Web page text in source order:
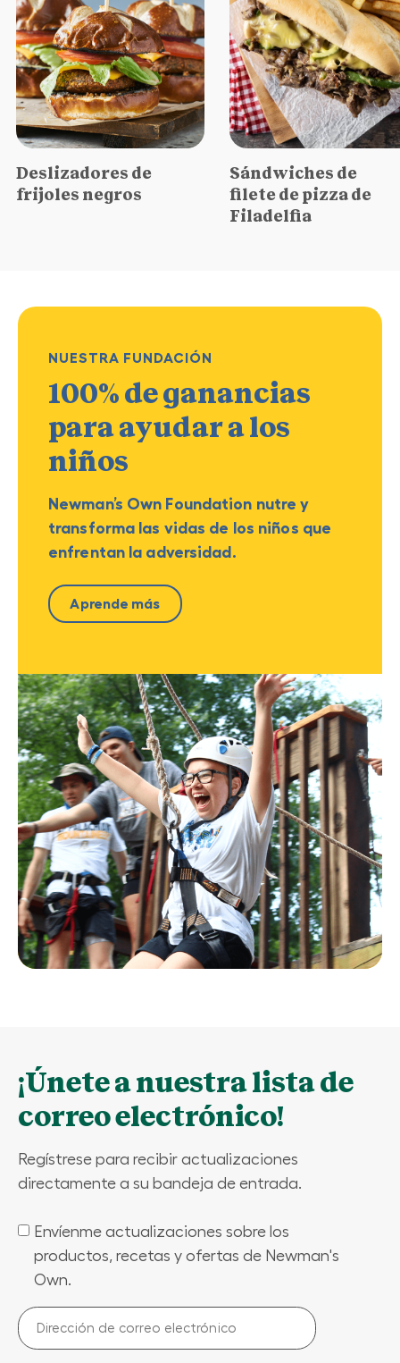
Deslizadores de
frijoles negros
Sándwiches de
filete de pizza de
Filadelfia
NUESTRA FUNDACIÓN
100% de ganancias
para ayudar a los
niños
Newman’s Own Foundation nutre y
transforma las vidas de los niños que
enfrentan la adversidad.
Aprende más
¡Únete a nuestra lista de
correo electrónico!
Regístrese para recibir actualizaciones
directamente a su bandeja de entrada.
(Required)
Envíenme actualizaciones sobre los
productos, recetas y ofertas de Newman's
Own.
Dirección
de